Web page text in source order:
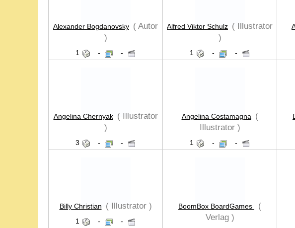
Alexander Bogdanovsky ( Autor
)
1 - -
Alfred Viktor Schulz ( Illustrator
)
1 - -
Angelina Chernyak ( Illustrator
)
3 - -
Angelina Costamagna (
Illustrator )
1 - -
Billy Christian ( Illustrator )
1 - -
BoomBox BoardGames
(
Verlag )